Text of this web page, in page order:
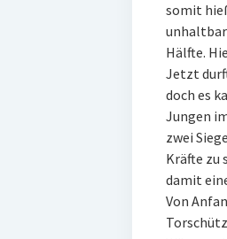
somit
unhaltbar
Hälfte.
Jetzt
doch es
Jungen
zwei
Kräfte zu
damit
Von